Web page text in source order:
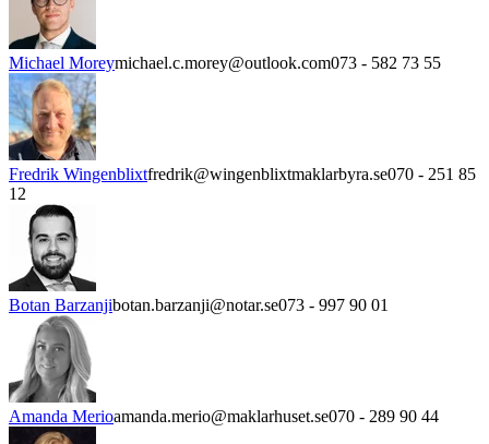
Michael Moreymichael.c.morey@outlook.com073 - 582 73 55
Fredrik Wingenblixtfredrik@wingenblixtmaklarbyra.se070 - 251 85
12
Botan Barzanjibotan.barzanji@notar.se073 - 997 90 01
Amanda Merioamanda.merio@maklarhuset.se070 - 289 90 44